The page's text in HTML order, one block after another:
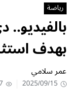
رياضة
بهدف
عمر سلامي
2025/09/15